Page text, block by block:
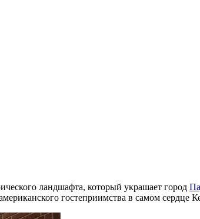
ландшафта, который украшает город
гостеприимства в самом сердце